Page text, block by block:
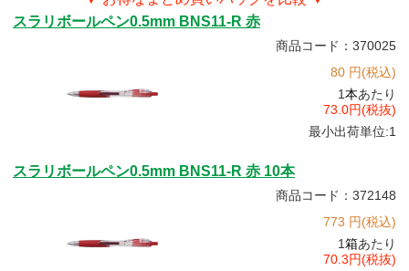
スラリボールペン0.5mm BNS11-R 赤
商品コード：370025
80 円(税込)
1本あたり
73.0円(税抜)
最小出荷単位:1
スラリボールペン0.5mm BNS11-R 赤 10本
商品コード：372148
773 円(税込)
1箱あたり
70.3円(税抜)